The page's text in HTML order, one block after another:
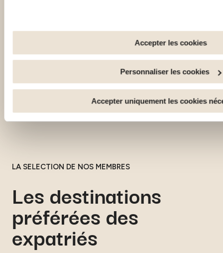
sont utilisés pour : Améliorer votre expérience utilisateur,
fonctionnalités et en se souvenant de vos choix. Mesurer
services personnalisés et en suivre les performances.
réseaux sociaux utilisés et vous permettre de visualiser du
Accepter les cookies
Personnaliser les cookies
Accepter uniquement les cookies
LA SELECTION DE NOS MEMBRES
Les destinations
préférées des
expatriés